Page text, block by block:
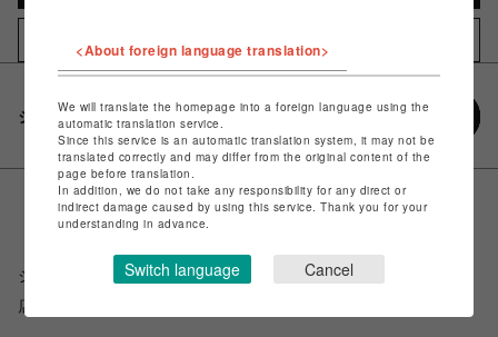
シェアする
ショップ名
スパイラルガール
店舗名
<About foreign language translation>
We will translate the homepage into a foreign language using the
automatic translation service.
Since this service is an automatic translation system, it may not be
translated correctly and may differ from the original content of the
page before translation.
In addition, we do not take any responsibility for any direct or
indirect damage caused by using this service. Thank you for your
understanding in advance.
Switch language Cancel